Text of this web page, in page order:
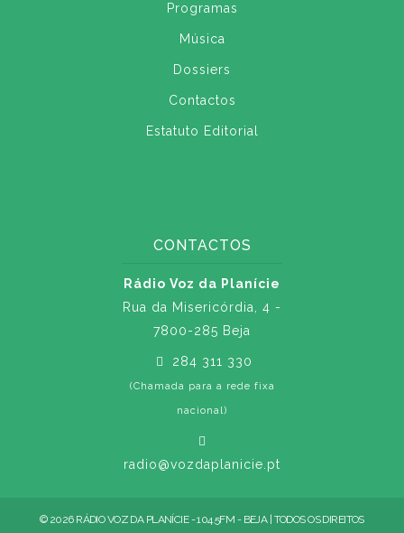
Programas
Música
Dossiers
Contactos
Estatuto Editorial
CONTACTOS
Rádio Voz da Planície
Rua da Misericórdia, 4 -
7800-285 Beja
284 311 330
(Chamada para a rede fixa
nacional)
radio@vozdaplanicie.pt
© 2026 RÁDIO VOZ DA PLANÍCIE - 104.5FM - BEJA | TODOS OS DIREITOS